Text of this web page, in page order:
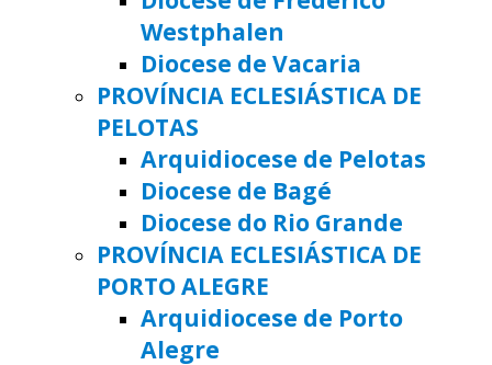
Westphalen
Diocese de Vacaria
PROVÍNCIA ECLESIÁSTICA DE
PELOTAS
Arquidiocese de Pelotas
Diocese de Bagé
Diocese do Rio Grande
PROVÍNCIA ECLESIÁSTICA DE
PORTO ALEGRE
Arquidiocese de Porto
Alegre